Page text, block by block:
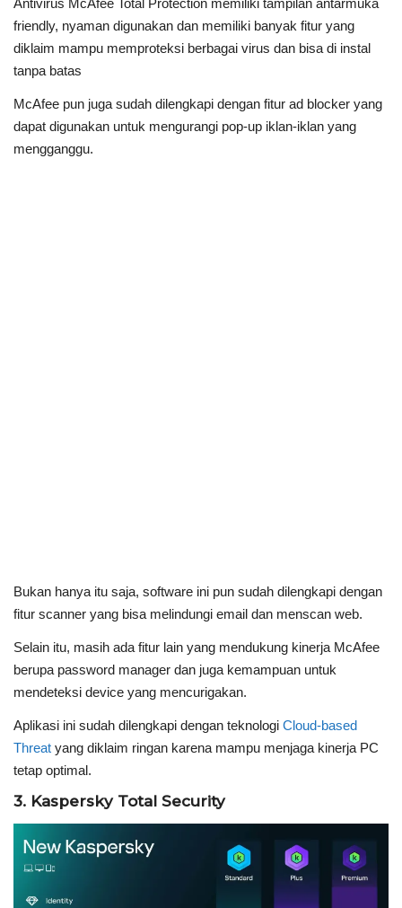
friendly, nyaman digunakan dan memiliki banyak fitur yang
diklaim mampu memproteksi berbagai virus dan bisa di instal
tanpa batas
McAfee pun juga sudah dilengkapi dengan fitur ad blocker yang
dapat digunakan untuk mengurangi pop-up iklan-iklan yang
mengganggu.
Bukan hanya itu saja, software ini pun sudah dilengkapi dengan
fitur scanner yang bisa melindungi email dan menscan web.
Selain itu, masih ada fitur lain yang mendukung kinerja McAfee
berupa password manager dan juga kemampuan untuk
mendeteksi device yang mencurigakan.
Aplikasi ini sudah dilengkapi dengan teknologi Cloud-based
Threat yang diklaim ringan karena mampu menjaga kinerja PC
tetap optimal.
3. Kaspersky Total Security